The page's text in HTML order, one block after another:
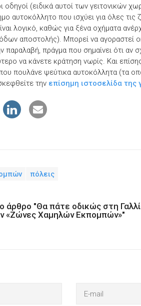
οδηγοί (ειδικά αυτοί των γειτονικών
αυτοκόλλητο που ισχύει για όλες
λογικό, καθώς για ξένα οχήματα
αποστολής). Μπορεί να αγοραστεί
παραλαβή, πράγμα που σημαίνει ότι αν
να κάνετε κράτηση νωρίς. Και
πουλάνε ψεύτικα αυτοκόλλητα (τα
την επίσημη ιστοσελίδα της
πόλεις
άρθρο "Θα πάτε οδικώς στη
«Ζώνες Χαμηλών Εκπομπών»"